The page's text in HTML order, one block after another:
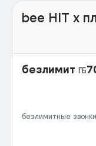
bee HIT x
безлимит ГБ
безлимитные